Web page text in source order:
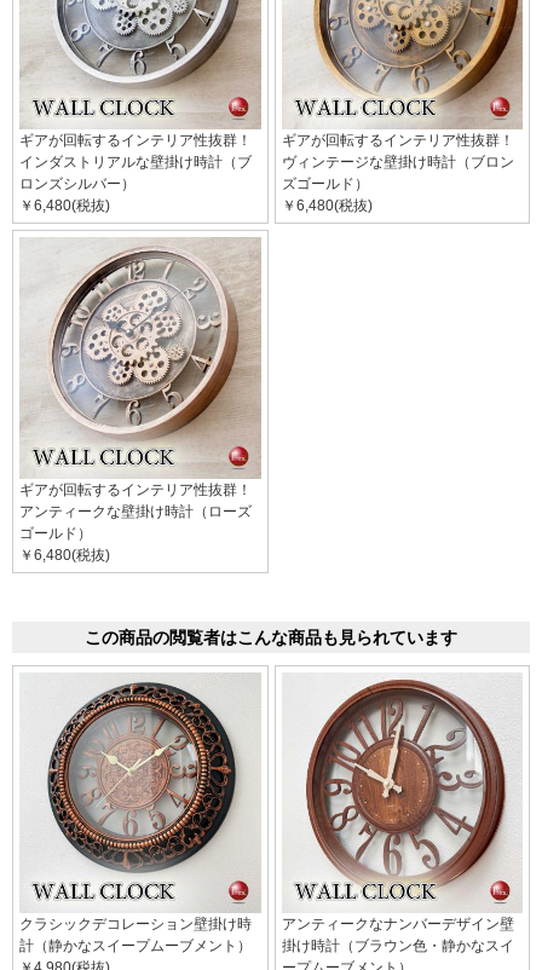
ギアが回転するインテリア性抜群！
インダストリアルな壁掛け時計（ブ
ロンズシルバー）
￥6,480(税抜)
ギアが回転するインテリア性抜群！
ヴィンテージな壁掛け時計（ブロン
ズゴールド）
￥6,480(税抜)
ギアが回転するインテリア性抜群！
アンティークな壁掛け時計（ローズ
ゴールド）
￥6,480(税抜)
この商品の閲覧者はこんな商品も見られています
クラシックデコレーション壁掛け時
計（静かなスイープムーブメント）
アンティークなナンバーデザイン壁
掛け時計（ブラウン色・静かなスイ